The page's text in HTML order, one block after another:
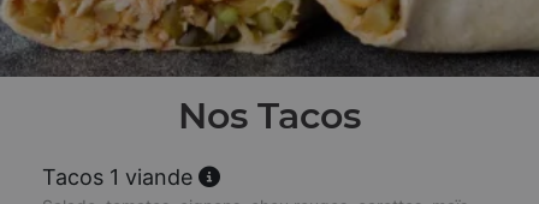
Nos Tacos
Tacos 1 viande